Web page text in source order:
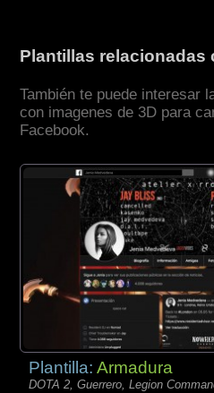
Plantillas relacionadas
También te puede interesar
con imagenes de 3D para
Facebook.
Plantilla:Armadura
DOTA 2, Guerrero, Legion